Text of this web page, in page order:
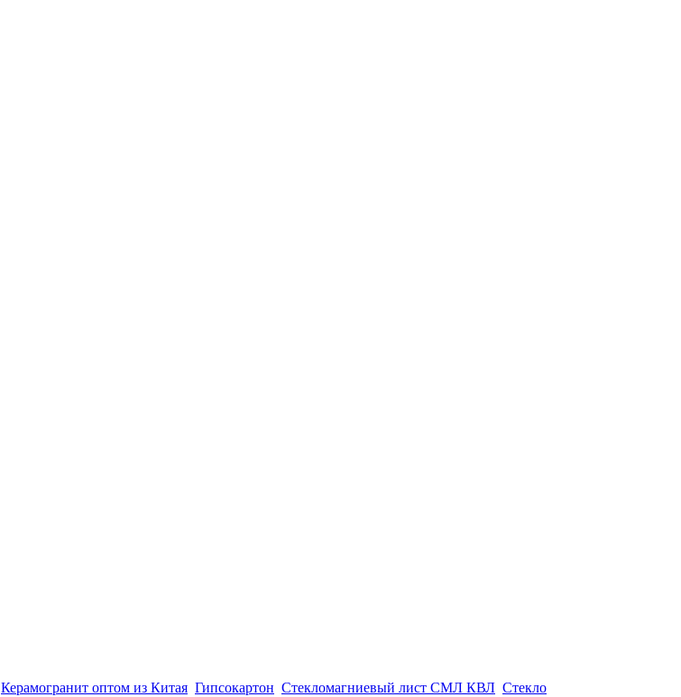
Керамогранит оптом из Китая Гипсокартон Стекломагниевый лист СМЛ КВЛ Стекло